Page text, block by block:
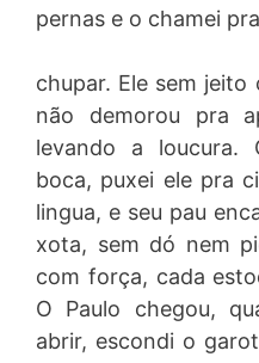
pernas e o chamei
chupar. Ele sem jeito
não demorou pra
levando a loucura.
boca, puxei ele pra
lingua, e seu pau
xota, sem dó nem
com força, cada
O Paulo chegou,
abrir, escondi o